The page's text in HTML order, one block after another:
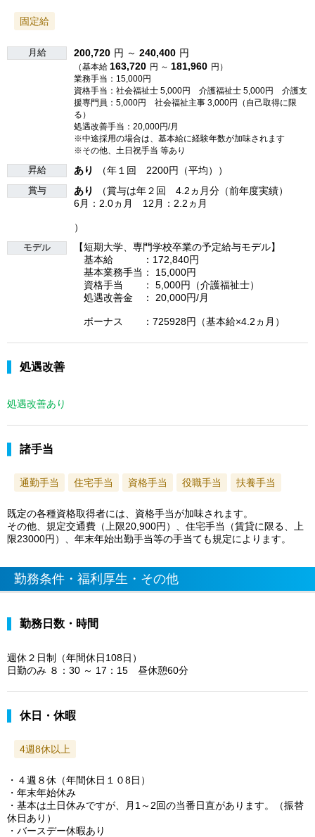
固定給
月給 200,720 円 ～ 240,400 円
（基本給 163,720 円 ～ 181,960 円）
業務手当：15,000円
資格手当：社会福祉士 5,000円 介護福祉士 5,000円 介護支
援専門員：5,000円 社会福祉主事 3,000円（自己取得に限
る）
処遇改善手当：20,000円/月
※中途採用の場合は、基本給に経験年数が加味されます
※その他、土日祝手当 等あり
昇給 あり （年１回 2200円（平均））
賞与 あり
（賞与は年２回 4.2ヵ月分（前年度実績）
6月：2.0ヵ月 12月：2.2ヵ月
）
モデル
【短期大学、専門学校卒業の予定給与モデル】
基本給 ：172,840円
基本業務手当： 15,000円
資格手当 ： 5,000円（介護福祉士）
処遇改善金 ： 20,000円/月
ボーナス ：725928円（基本給×4.2ヵ月）
処遇改善
処遇改善あり
諸手当
通勤手当 住宅手当 資格手当 役職手当 扶養手当
既定の各種資格取得者には、資格手当が加味されます。
その他、規定交通費（上限20,900円）、住宅手当（賃貸に限る、上
限23000円）、年末年始出勤手当等の手当ても規定によります。
勤務条件・福利厚生・その他
勤務日数・時間
週休２日制（年間休日108日）
日勤のみ ８：30 ～ 17：15 昼休憩60分
休日・休暇
4週8休以上
・４週８休（年間休日１０8日）
・年末年始休み
・基本は土日休みですが、月1～2回の当番日直があります。（振替
休日あり）
・バースデー休暇あり